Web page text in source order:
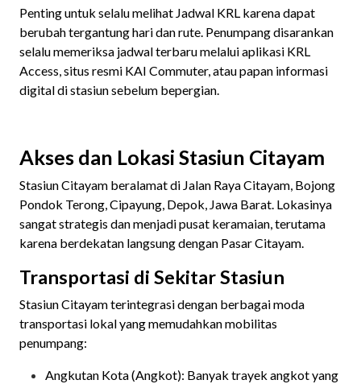
Penting untuk selalu melihat Jadwal KRL karena dapat
berubah tergantung hari dan rute. Penumpang disarankan
selalu memeriksa jadwal terbaru melalui aplikasi KRL
Access, situs resmi KAI Commuter, atau papan informasi
digital di stasiun sebelum bepergian.
Akses dan Lokasi Stasiun Citayam
Stasiun Citayam beralamat di Jalan Raya Citayam, Bojong
Pondok Terong, Cipayung, Depok, Jawa Barat. Lokasinya
sangat strategis dan menjadi pusat keramaian, terutama
karena berdekatan langsung dengan Pasar Citayam.
Transportasi di Sekitar Stasiun
Stasiun Citayam terintegrasi dengan berbagai moda
transportasi lokal yang memudahkan mobilitas
penumpang:
Angkutan Kota (Angkot): Banyak trayek angkot yang